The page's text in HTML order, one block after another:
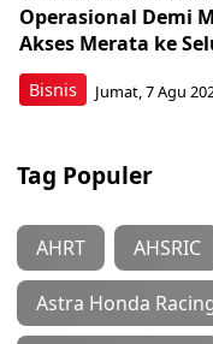
Bisnis
Operasional Demi
Akses Merata ke
Jumat, 7 Agu
Tag Populer
AHRT AHSRIC
Astra Honda